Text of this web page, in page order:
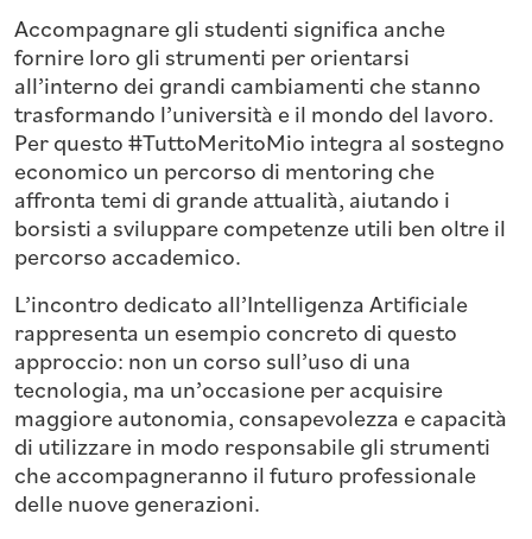
Accompagnare gli studenti significa anche
fornire loro gli strumenti per orientarsi
all’interno dei grandi cambiamenti che stanno
trasformando l’università e il mondo del lavoro.
Per questo #TuttoMeritoMio integra al sostegno
economico un percorso di mentoring che
affronta temi di grande attualità, aiutando i
borsisti a sviluppare competenze utili ben oltre il
percorso accademico.
L’incontro dedicato all’Intelligenza Artificiale
rappresenta un esempio concreto di questo
approccio: non un corso sull’uso di una
tecnologia, ma un’occasione per acquisire
maggiore autonomia, consapevolezza e capacità
di utilizzare in modo responsabile gli strumenti
che accompagneranno il futuro professionale
delle nuove generazioni.